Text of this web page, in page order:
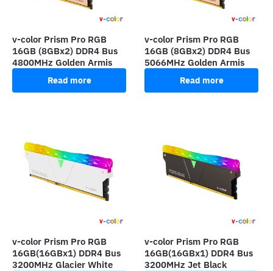
v-color Prism Pro RGB
16GB (8GBx2) DDR4 Bus
4800MHz Golden Armis
Read more
v-color Prism Pro RGB
16GB (8GBx2) DDR4 Bus
5066MHz Golden Armis
Read more
v-color Prism Pro RGB
16GB(16GBx1) DDR4 Bus
3200MHz Glacier White
v-color Prism Pro RGB
16GB(16GBx1) DDR4 Bus
3200MHz Jet Black